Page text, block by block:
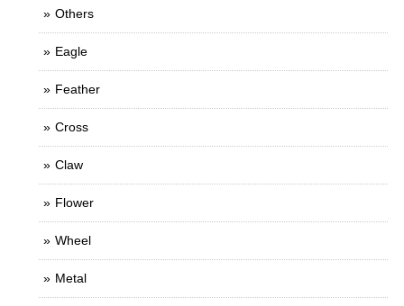
Others
Eagle
Feather
Cross
Claw
Flower
Wheel
Metal